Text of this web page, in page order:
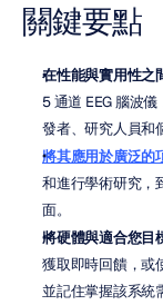
關鍵要點
在性能與實用性之
5 通道 EEG 腦波
發者、研究人員和
將其應用於廣泛的
和進行學術研究，
面。
將硬體與適合您目
獲取即時回饋，或
並記住掌握該系統